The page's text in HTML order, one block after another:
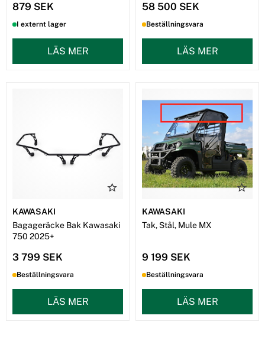
879 SEK
I externt lager
LÄS MER
58 500 SEK
Beställningsvara
LÄS MER
KAWASAKI
Bagageräcke Bak Kawasaki
750 2025+
3 799 SEK
Beställningsvara
LÄS MER
KAWASAKI
Tak, Stål, Mule MX
9 199 SEK
Beställningsvara
LÄS MER